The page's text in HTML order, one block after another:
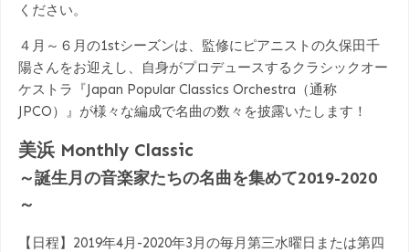
ください。
４月～６月の1stシーズンは、監修にピアニストの久保田千
陽さんをお迎えし、自身がプロデュースするクラシックオー
ケストラ『Japan Popular Classics Orchestra（通称
JPCO）』が様々な編成で名曲の数々を披露いたします！
美浜 Monthly Classic
～誕生月の音楽家たちの名曲を集めて2019-2020
～
【日程】2019年4月-2020年3月の毎月第三水曜日または第四